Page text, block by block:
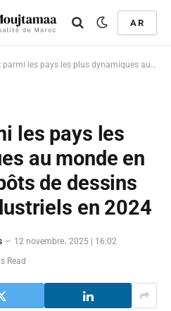
AR
les plus dynamiques au monde en matière de dépôts de dessins et modèles industriels en 2024
les pays les
au monde en
de dessins
en 2024
12 novembre، 2025 | 16:02
Read